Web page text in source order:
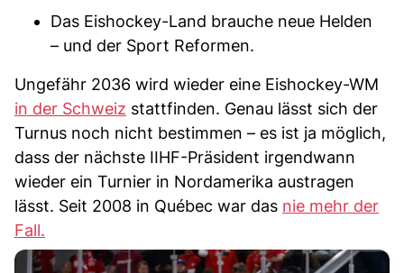
Das Eishockey-Land brauche neue Helden
– und der Sport Reformen.
Ungefähr 2036 wird wieder eine Eishockey-WM
in der Schweiz stattfinden. Genau lässt sich der
Turnus noch nicht bestimmen – es ist ja möglich,
dass der nächste IIHF-Präsident irgendwann
wieder ein Turnier in Nordamerika austragen
lässt. Seit 2008 in Québec war das nie mehr der
Fall.